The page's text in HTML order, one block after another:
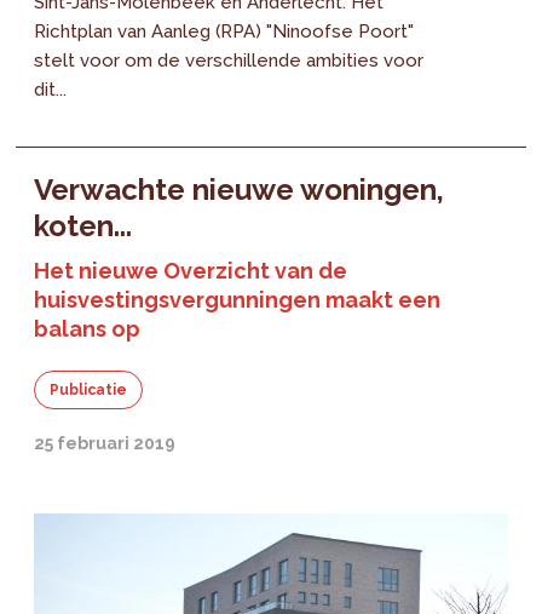
Richtplan van Aanleg (RPA) "Ninoofse Poort"
stelt voor om de verschillende ambities voor
dit...
Verwachte nieuwe woningen,
koten...
Het nieuwe Overzicht van de
huisvestingsvergunningen maakt een
balans op
Publicatie
25 februari 2019